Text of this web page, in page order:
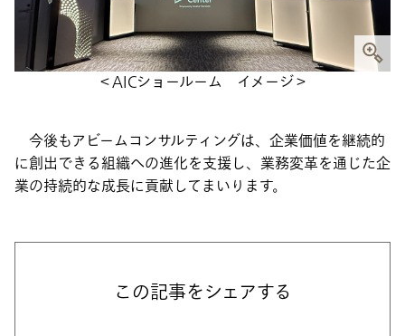
＜AICショールーム イメージ＞
今後もアビームコンサルティングは、企業価値を継続的
に創出できる組織への進化を支援し、業務変革を通じた企
業の持続的な成長に貢献してまいります。
この記事をシェアする